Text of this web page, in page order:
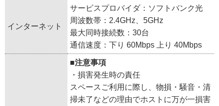
インターネット
サービスプロバイダ：ソフトバンク光
周波数帯：2.4GHz、5GHz
最大同時接続数：30台
通信速度：下り 60Mbps 上り 40Mbps
■注意事項
・損害発生時の責任
スペースご利用に際し、物損・騒音・清
掃未了などの理由でホストに万が一損害